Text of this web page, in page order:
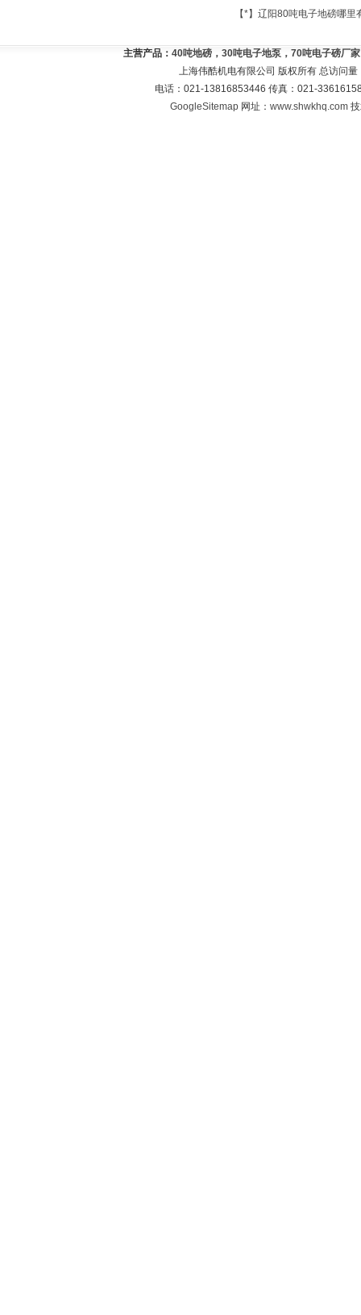
【*】辽阳80吨电子地磅哪里
主营产品： 40吨地磅，30吨电子地泵，70吨电子磅厂
上海伟酷机电有限公司 版权所有 总访问量
电话：021-13816853446 传真：021-
GoogleSitemap 网址：www.shwkhq.com